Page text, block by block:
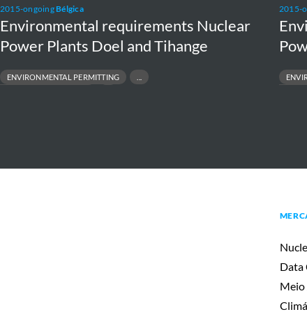
2015-ongoingBélgica
Environmental requirements Nuclear
Power Plants Doel and Tihange
ENVIRONMENTAL PERMITTING
2015-
Data
Meio